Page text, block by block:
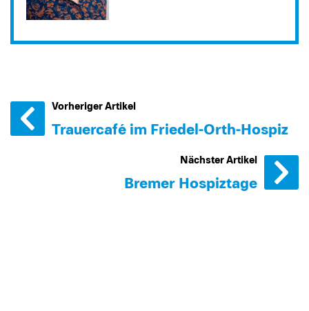
Vorheriger Artikel
Trauercafé im Friedel-Orth-Hospiz
Nächster Artikel
Bremer Hospiztage